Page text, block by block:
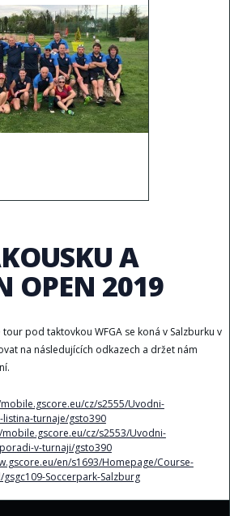
A
OPEN 2019
pod taktovkou WFGA se koná v Salzburku v
na následujících odkazech a držet nám
cz/s2555/Uvodni-
listina-turnaje/gsto390
cz/s2553/Uvodni-
v-turnaji/gsto390
en/s1693/Homepage/Course-
Soccerpark-Salzburg